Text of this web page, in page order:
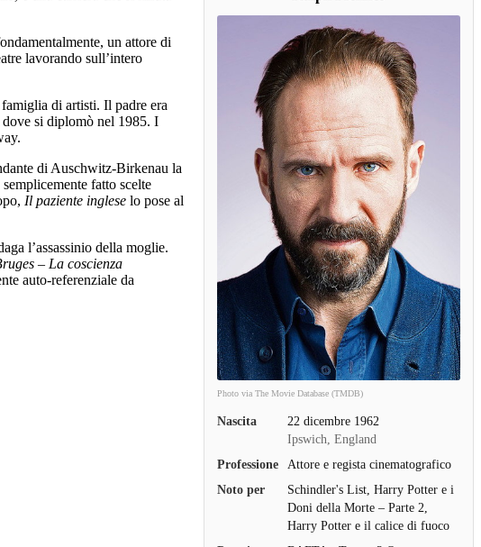
Photo via The Movie Database (TMDB)
Nascita
22 dicembre 1962
Ipswich, England
Professione
Attore e regista cinematografico
Noto per
Schindler's List, Harry Potter e i
Doni della Morte – Parte 2,
Harry Potter e il calice di fuoco
un attore di
lavorando sull’intero
di artisti. Il padre era
si diplomò nel 1985. I
di Auschwitz-Birkenau la
fatto scelte
Il paziente inglese lo pose al
l’assassinio della moglie.
– La coscienza
auto-referenziale da